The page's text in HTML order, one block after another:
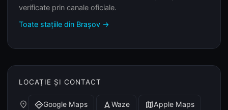
verificate prin canale oficiale.
Toate stațiile din Brașov →
LOCAȚIE ȘI CONTACT
place directionsGoogle Maps navigation Waze mapApple Maps